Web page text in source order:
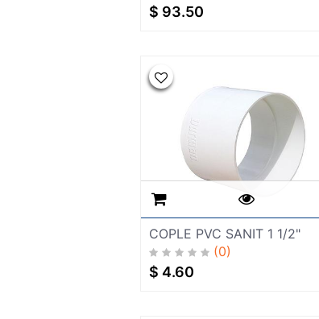
$ 93.50
COPLE PVC SANIT 1 1/2"
(0)
$ 4.60